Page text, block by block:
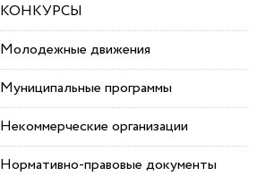
КОНКУРСЫ
Молодежные движения
Муниципальные программы
Некоммерческие организации
Нормативно-правовые документы